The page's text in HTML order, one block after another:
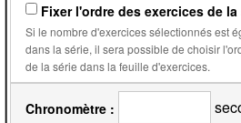
Fixer l'ordre des exercices de la
Si le nombre d'exercices sélectionnés est
dans la série, il sera possible de choisir l'ordre au moment de l'insertion
de la série dans la feuille d'exercices.
Chronomètre :